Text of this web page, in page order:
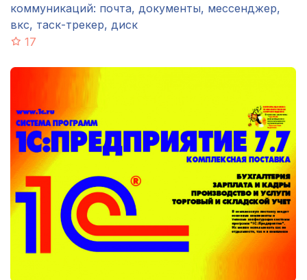
коммуникаций: почта, документы, мессенджер,
вкс, таск-трекер, диск
17